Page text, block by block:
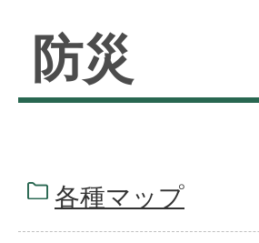
防災
各種マップ